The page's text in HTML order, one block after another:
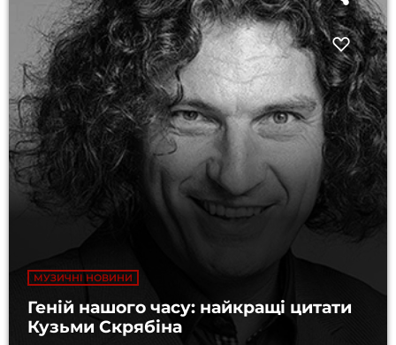
МУЗИЧНІ НОВИНИ
Геній нашого часу: найкращі цитати
Кузьми Скрябіна